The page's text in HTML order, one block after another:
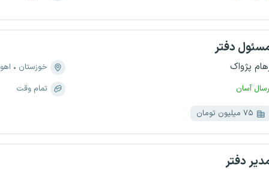
دفتر
پژواک
آسان
خوزستان
تمام وقت
۷۵ میلیون تومان
دفتر